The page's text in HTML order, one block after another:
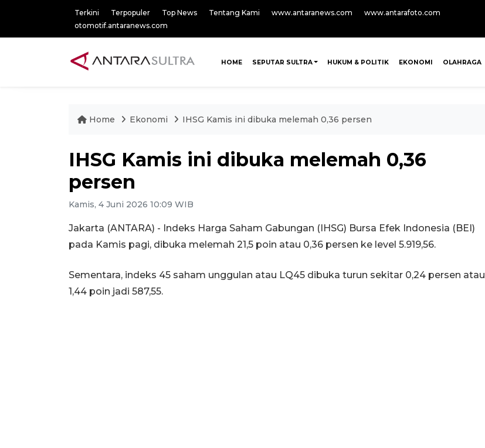
Terkini Terpopuler Top News Tentang Kami www.antaranews.com
www.antarafoto.com
otomotif.antaranews.com
HOME SEPUTAR SULTRA HUKUM & POLITIK EKONOMI OLAHRAGA
Home Ekonomi IHSG Kamis ini dibuka melemah 0,36 persen
IHSG Kamis ini dibuka melemah 0,36
persen
Kamis, 4 Juni 2026 10:09 WIB
Jakarta (ANTARA) - Indeks Harga Saham Gabungan (IHSG) Bursa Efek Indonesia (BEI)
pada Kamis pagi, dibuka melemah 21,5 poin atau 0,36 persen ke level 5.919,56.
Sementara, indeks 45 saham unggulan atau LQ45 dibuka turun sekitar 0,24 persen atau
1,44 poin jadi 587,55.